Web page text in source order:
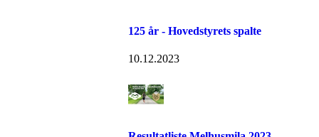
125 år - Hovedstyrets spalte
10.12.2023